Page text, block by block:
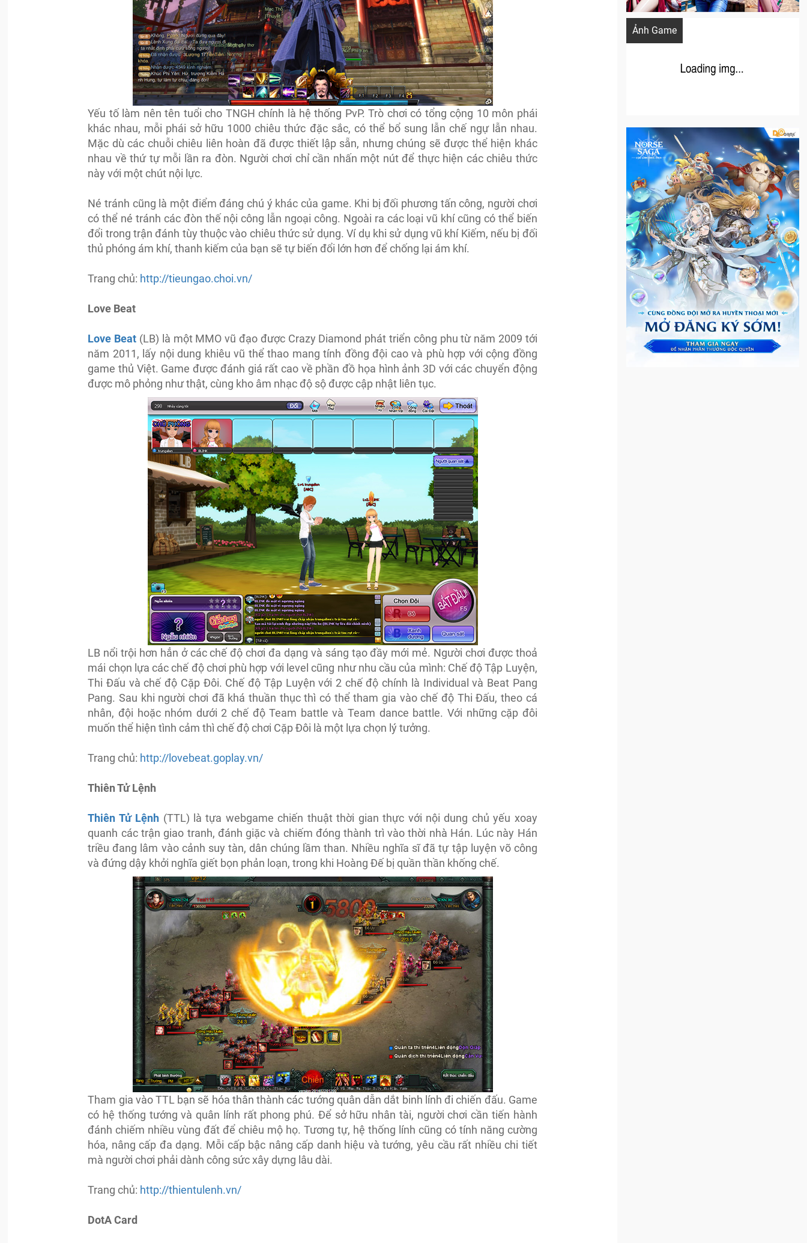
Yếu tố làm nên tên tuổi cho TNGH chính là hệ thống PvP. Trò chơi có tổng cộng 10 môn phái
khác nhau, mỗi phái sở hữu 1000 chiêu thức đặc sắc, có thể bổ sung lẫn chế ngự lẫn nhau.
Mặc dù các chuỗi chiêu liên hoàn đã được thiết lập sẵn, nhưng chúng sẽ được thể hiện khác
nhau về thứ tự mỗi lần ra đòn. Người chơi chỉ cần nhấn một nút để thực hiện các chiêu thức
này với một chút nội lực.
Né tránh cũng là một điểm đáng chú ý khác của game. Khi bị đối phương tấn công, người chơi
có thể né tránh các đòn thế nội công lẫn ngoại công. Ngoài ra các loại vũ khí cũng có thể biến
đổi trong trận đánh tùy thuộc vào chiêu thức sử dụng. Ví dụ khi sử dụng vũ khí Kiếm, nếu bị đối
thủ phóng ám khí, thanh kiếm của bạn sẽ tự biến đổi lớn hơn để chống lại ám khí.
Trang chủ: http://tieungao.choi.vn/
Love Beat
Love Beat (LB) là một MMO vũ đạo được Crazy Diamond phát triển công phu từ năm 2009 tới
năm 2011, lấy nội dung khiêu vũ thể thao mang tính đồng đội cao và phù hợp với cộng đồng
game thủ Việt. Game được đánh giá rất cao về phần đồ họa hình ảnh 3D với các chuyển động
được mô phỏng như thật, cùng kho âm nhạc độ sộ được cập nhật liên tục.
LB nổi trội hơn hẳn ở các chế độ chơi đa dạng và sáng tạo đầy mới mẻ. Người chơi được thoả
mái chọn lựa các chế độ chơi phù hợp với level cũng như nhu cầu của mình: Chế độ Tập Luyện,
Thi Đấu và chế độ Cặp Đôi. Chế độ Tập Luyện với 2 chế độ chính là Individual và Beat Pang
Pang. Sau khi người chơi đã khá thuần thục thì có thể tham gia vào chế độ Thi Đấu, theo cá
nhân, đội hoặc nhóm dưới 2 chế độ Team battle và Team dance battle. Với những cặp đôi
muốn thể hiện tình cảm thì chế độ chơi Cặp Đôi là một lựa chọn lý tưởng.
Trang chủ: http://lovebeat.goplay.vn/
Thiên Tử Lệnh
Thiên Tử Lệnh (TTL) là tựa webgame chiến thuật thời gian thực với nội dung chủ yếu xoay
quanh các trận giao tranh, đánh giặc và chiếm đóng thành trì vào thời nhà Hán. Lúc này Hán
triều đang lâm vào cảnh suy tàn, dân chúng lầm than. Nhiều nghĩa sĩ đã tự tập luyện võ công
và đứng dậy khởi nghĩa giết bọn phản loạn, trong khi Hoàng Đế bị quần thần khống chế.
Tham gia vào TTL bạn sẽ hóa thân thành các tướng quân dẫn dắt binh lính đi chiến đấu. Game
có hệ thống tướng và quân lính rất phong phú. Để sở hữu nhân tài, người chơi cần tiến hành
đánh chiếm nhiều vùng đất để chiêu mộ họ. Tương tự, hệ thống lính cũng có tính năng cường
hóa, nâng cấp đa dạng. Mỗi cấp bậc nâng cấp danh hiệu và tướng, yêu cầu rất nhiều chi tiết
mà người chơi phải dành công sức xây dựng lâu dài.
Trang chủ: http://thientulenh.vn/
DotA Card
Ảnh Game
Cosplay Xiangling siêu cute